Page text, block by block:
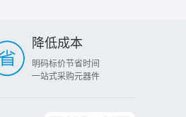
降低成本
明码标价节省时间
一站式采购元器件